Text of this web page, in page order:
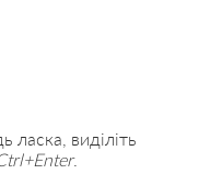
виділіть
.